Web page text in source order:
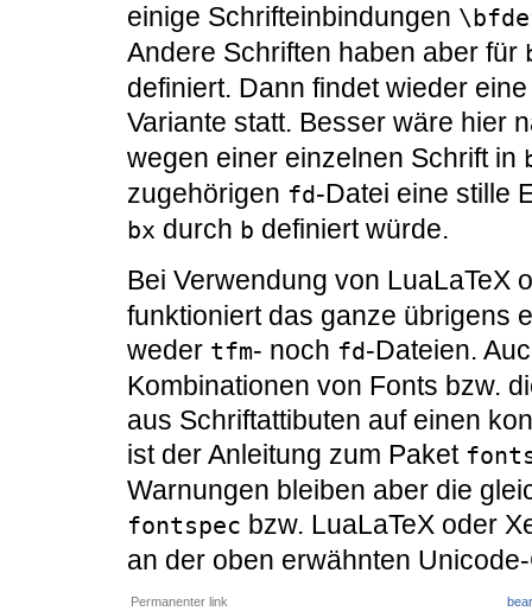
einige Schrifteinbindungen
Andere Schriften haben aber für
definiert. Dann findet wieder
Variante statt. Besser wäre hier
wegen einer einzelnen Schrift in
zugehörigen fd-Datei eine stille
bx durch b definiert würde.
Bei Verwendung von LuaLaTeX
funktioniert das ganze übrigens
weder tfm- noch fd-Dateien.
Kombinationen von Fonts bzw.
aus Schriftattibuten auf einen
ist der Anleitung zum Paket
Warnungen bleiben aber die
fontspec bzw. LuaLaTeX oder
an der oben erwähnten
Permanenter link